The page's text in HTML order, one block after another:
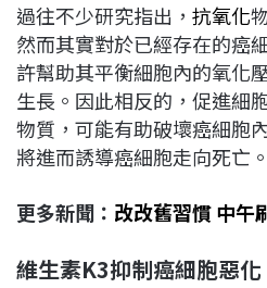
過往不少研究指出， 抗氧化
然而其實對於已經存在的癌
許幫助其平衡細胞內的氧化
生長。因此相反的，促進細
物質，可能有助破壞癌細胞
將進而誘導癌細胞走向死亡。
更多新聞： 改改舊習慣 中午
維生素K3抑制癌細胞惡化